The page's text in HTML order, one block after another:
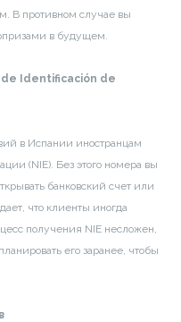
В противном случае вы
в будущем.
de Identificación de
в Испании иностранцам
(NIE). Без этого номера вы
банковский счет или
что клиенты иногда
получения NIE несложен,
его заранее, чтобы